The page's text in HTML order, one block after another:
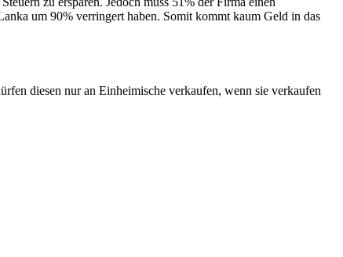
um 90% verringert haben. Somit kommt kaum Geld in das
diesen nur an Einheimische verkaufen, wenn sie verkaufen